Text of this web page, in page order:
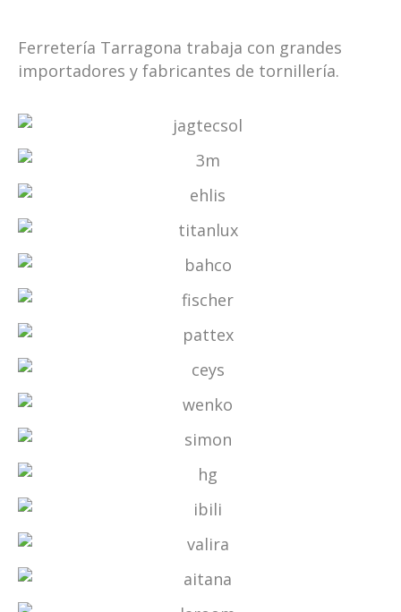
Ferretería Tarragona trabaja con grandes
importadores y fabricantes de tornillería.